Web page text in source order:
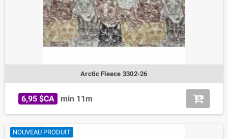
Arctic Fleece 3302-26
6,95 $CA min 11m
NOUVEAU PRODUIT